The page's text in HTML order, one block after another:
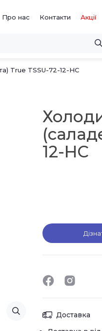
Про нас Контакти Акції
True TSSU-72-12-HC
12-HC
Доставка